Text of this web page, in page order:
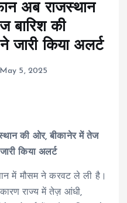
अब राजस्थान
बारिश की
जारी किया अलर्ट
May 5, 2025
की ओर, बीकानेर में तेज
किया अलर्ट
में मौसम ने करवट ले ली है।
कारण राज्य में तेज़ आंधी,